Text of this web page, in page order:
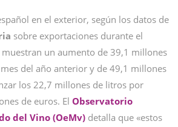
en el exterior, según los datos de
sobre exportaciones durante el
un aumento de 39,1 millones
del año anterior y de 49,1 millones
los 22,7 millones de litros por
de euros. El Observatorio
del Vino (OeMv) detalla que «estos